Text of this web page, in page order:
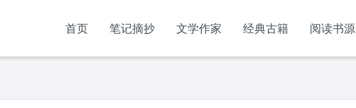
首页 笔记摘抄 文学作家 经典古籍 阅读书源